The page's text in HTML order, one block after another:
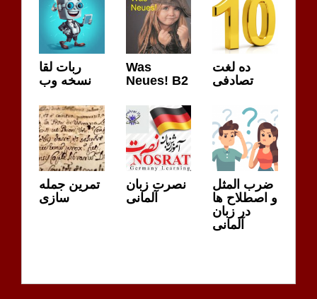
ربات لقا
نسخه وب
Was
Neues! B2
ده لغت
تصادفی
تمرین جمله
سازی
نصرت زبان
آلمانی
ضرب المثل
و اصطلاح ها
در زبان
آلمانی